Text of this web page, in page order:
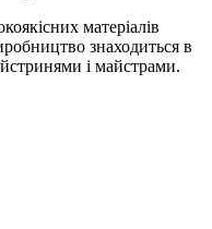
матеріалів
знаходиться в
і майстрами.